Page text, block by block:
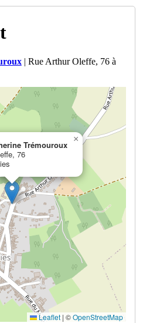
| Rue Arthur Oleffe, 76 à
Trémouroux
76
×
Leaflet | ©OpenStreetMap